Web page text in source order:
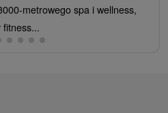
metrowego spa i wellness,